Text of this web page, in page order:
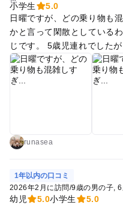
小学生
5.0
日曜ですが、どの乗り物も
かと言って閑散としている
じです。 5歳児連れでしたが、一人で乗れないため、親が同伴
するとなると、結局チケッ
しまうのが難点、、。 回数券など結構すぐなくなるので、しっ
かり乗るもの決めてから回った方がよ
runasea
1年以内の口コミ
2026年2月に訪問/9歳の男の子
幼児 5.0小学生
5.0